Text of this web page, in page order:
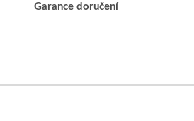
Garance doručení